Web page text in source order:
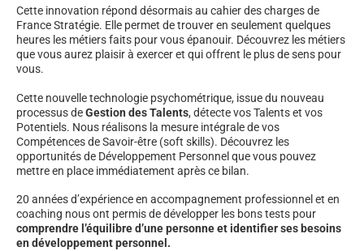
Cette innovation répond désormais au cahier des charges de
France Stratégie. Elle permet de trouver en seulement quelques
heures les métiers faits pour vous épanouir. Découvrez les métiers
que vous aurez plaisir à exercer et qui offrent le plus de sens pour
vous.
Cette nouvelle technologie psychométrique, issue du nouveau
processus deGestion des Talents, détecte vos Talents et vos
Potentiels. Nous réalisons la mesure intégrale de vos
Compétences de Savoir-être (soft skills). Découvrez les
opportunités de Développement Personnel que vous pouvez
mettre en place immédiatement après ce bilan.
20 années d’expérience en accompagnement professionnel et en
coaching nous ont permis de développer les bons tests pour
comprendre l’équilibre d’une personne et identifier ses besoins
en développement personnel.